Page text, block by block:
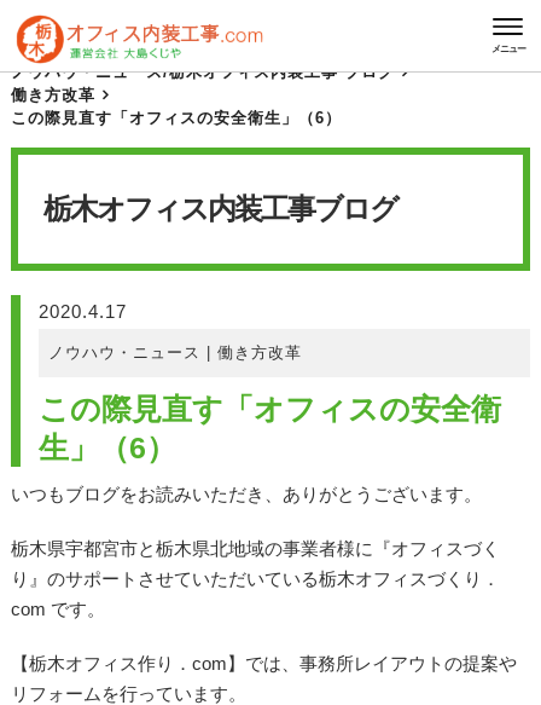
メニュー
HOME
栃木オフィス内装工事 ブログ
ノウハウ・ニュース/栃木オフィス内装工事 ブログ
働き方改革
この際見直す「オフィスの安全衛生」（6）
栃木オフィス内装工事ブログ
2020.4.17
ノウハウ・ニュース 働き方改革
この際見直す「オフィスの安全衛
生」（6）
いつもブログをお読みいただき、ありがとうございます。
栃木県宇都宮市と栃木県北地域の事業者様に『オフィスづく
り』のサポートさせていただいている栃木オフィスづくり．
com です。
【栃木オフィス作り．com】では、事務所レイアウトの提案や
リフォームを行っています。